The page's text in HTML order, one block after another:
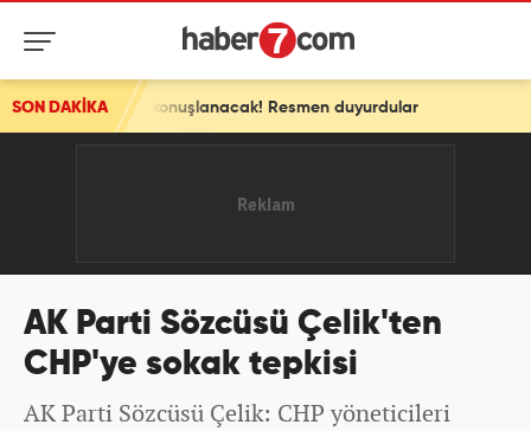
SON DAKİKAResmen duyurdular
AK Parti Sözcüsü Çelik'ten
CHP'ye sokak tepkisi
AK Parti Sözcüsü Çelik: CHP yöneticileri